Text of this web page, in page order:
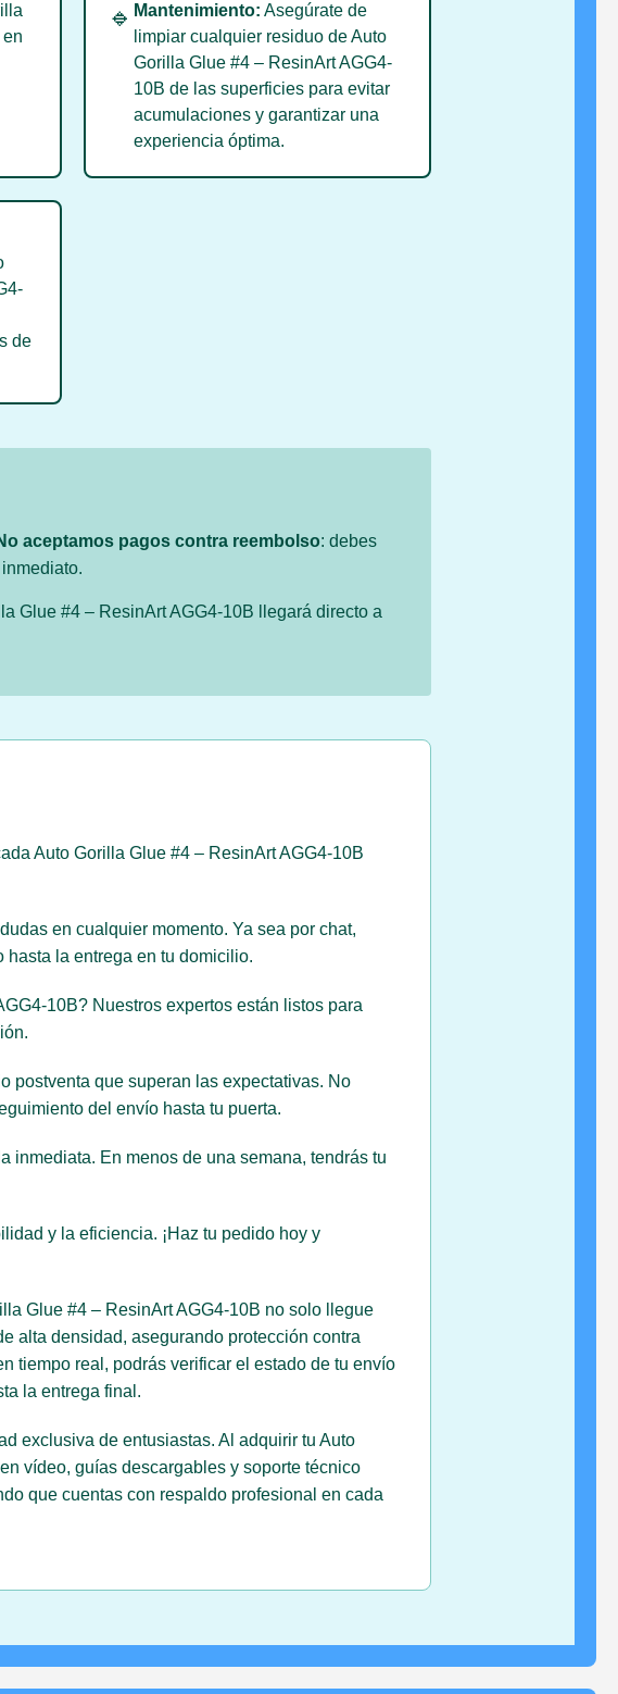
🔹 Mantenimiento: Asegúrate de
limpiar cualquier residuo de Auto
Gorilla Glue #4 – ResinArt AGG4-
10B de las superficies para evitar
acumulaciones y garantizar una
experiencia óptima.
de
aceptamos pagos contra reembolso: debes
Glue #4 – ResinArt AGG4-10B llegará directo a
Auto Gorilla Glue #4 – ResinArt AGG4-10B
en cualquier momento. Ya sea por chat,
la entrega en tu domicilio.
10B? Nuestros expertos están listos para
postventa que superan las expectativas. No
del envío hasta tu puerta.
inmediata. En menos de una semana, tendrás tu
y la eficiencia. ¡Haz tu pedido hoy y
Glue #4 – ResinArt AGG4-10B no solo llegue
alta densidad, asegurando protección contra
tiempo real, podrás verificar el estado de tu envío
la entrega final.
exclusiva de entusiastas. Al adquirir tu Auto
vídeo, guías descargables y soporte técnico
que cuentas con respaldo profesional en cada